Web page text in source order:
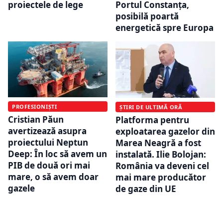
proiectele de lege
Portul Constanța,
posibilă poartă
energetică spre Europa
PROFESIONIȘTI
Cristian Păun
avertizează asupra
proiectului Neptun
Deep: În loc să avem un
PIB de două ori mai
mare, o să avem doar
gazele
ȘTIRI DE ULTIMĂ ORĂ
Platforma pentru
exploatarea gazelor din
Marea Neagră a fost
instalată. Ilie Bolojan:
România va deveni cel
mai mare producător
de gaze din UE